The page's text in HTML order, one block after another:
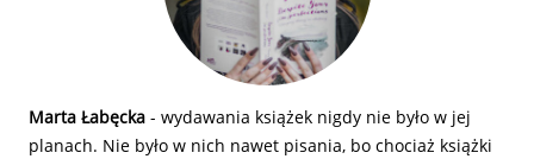
Marta Łabęcka - wydawania książek nigdy nie było w jej
planach. Nie było w nich nawet pisania, bo chociaż książki